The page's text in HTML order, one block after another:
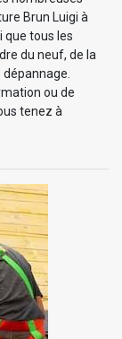
Brun Luigi à
que tous les
du neuf, de la
ou de
tenez à